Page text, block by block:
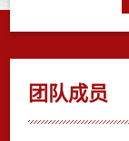
团队成员